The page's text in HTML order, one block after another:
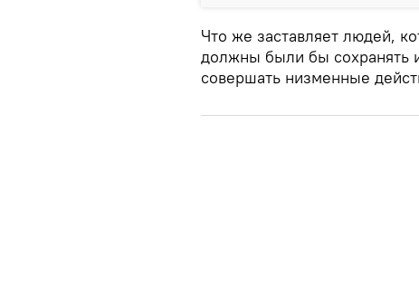
Что же заставляет людей,
должны были бы сохранять
совершать низменные